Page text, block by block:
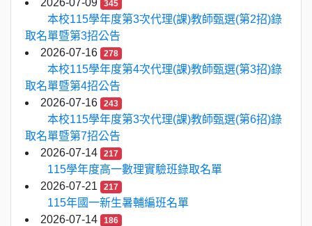
2026-07-09
345
本校115學年度第3次代理(課)教師甄選(第2招)錄
取名單暨第3招公告
2026-07-16
278
本校115學年度第4次代理(課)教師甄選(第3招)錄
取名單暨第4招公告
2026-07-16
243
本校115學年度第3次代理(課)教師甄選(第6招)錄
取名單暨第7招公告
2026-07-14
217
115學年度高一數理實驗班錄取名單
2026-07-21
217
115年國一新生暑輔編班名單
2026-07-14
186